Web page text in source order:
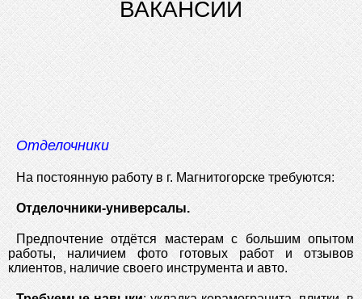
ВАКАНСИИ
Отделочники
На постоянную работу в г. Магнитогорске требуются:
Отделочники-универсалы.
Предпочтение отдётся мастерам с большим опытом
работы, наличием фото готовых работ и отзывов
клиентов, наличие своего инструмента и авто.